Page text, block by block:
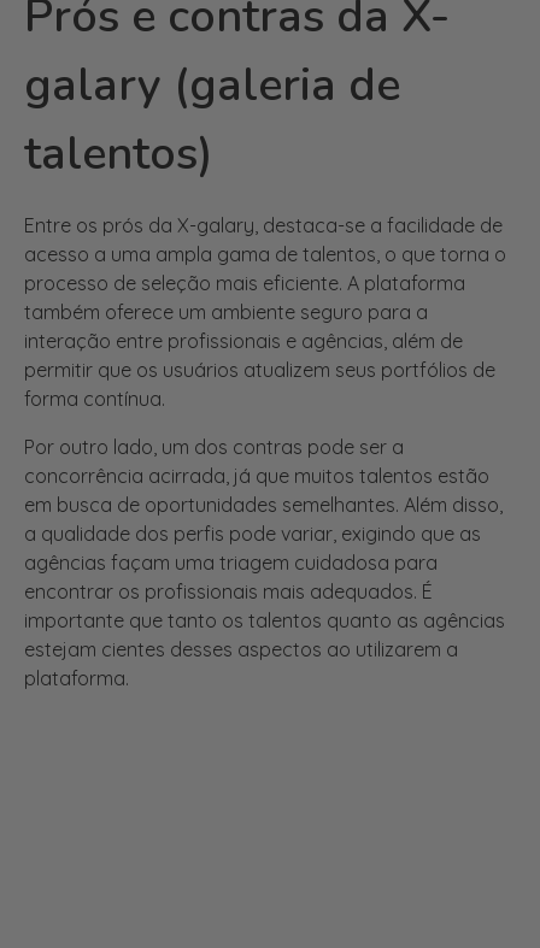
galary (galeria de
talentos)
Entre os prós da X-galary, destaca-se a facilidade de
processo de seleção mais eficiente. A plataforma
também oferece um ambiente seguro para a
interação entre profissionais e agências, além de
permitir que os usuários atualizem seus portfólios de
forma contínua.
Por outro lado, um dos contras pode ser a
em busca de oportunidades semelhantes. Além disso,
a qualidade dos perfis pode variar, exigindo que as
agências façam uma triagem cuidadosa para
encontrar os profissionais mais adequados. É
importante que tanto os talentos quanto as agências
estejam cientes desses aspectos ao utilizarem a
plataforma.